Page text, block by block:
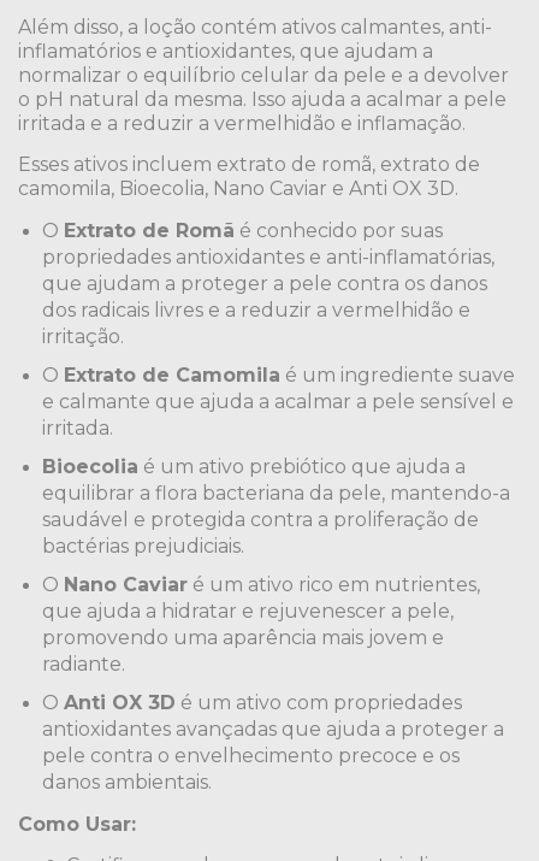
Além disso, a loção contém ativos calmantes, anti-
inflamatórios e antioxidantes, que ajudam a
normalizar o equilíbrio celular da pele e a devolver
o pH natural da mesma. Isso ajuda a acalmar a pele
irritada e a reduzir a vermelhidão e inflamação.
Esses ativos incluem extrato de romã, extrato de
camomila, Bioecolia, Nano Caviar e Anti OX 3D.
O Extrato de Romã é conhecido por suas
propriedades antioxidantes e anti-inflamatórias,
que ajudam a proteger a pele contra os danos
dos radicais livres e a reduzir a vermelhidão e
irritação.
O Extrato de Camomila é um ingrediente suave
e calmante que ajuda a acalmar a pele sensível e
irritada.
Bioecolia é um ativo prebiótico que ajuda a
equilibrar a flora bacteriana da pele, mantendo-a
saudável e protegida contra a proliferação de
bactérias prejudiciais.
O Nano Caviar é um ativo rico em nutrientes,
que ajuda a hidratar e rejuvenescer a pele,
promovendo uma aparência mais jovem e
radiante.
O Anti OX 3D é um ativo com propriedades
antioxidantes avançadas que ajuda a proteger a
pele contra o envelhecimento precoce e os
danos ambientais.
Como Usar: